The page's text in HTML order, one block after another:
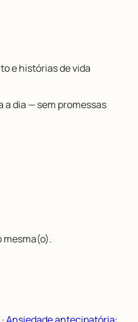
e histórias de vida
dia — sem promessas
mesma(o).
·Ansiedade antecipatória: